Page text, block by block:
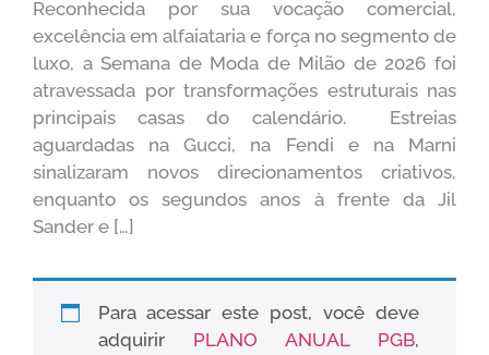
Reconhecida por sua vocação comercial,
excelência em alfaiataria e força no segmento de
luxo, a Semana de Moda de Milão de 2026 foi
atravessada por transformações estruturais nas
principais casas do calendário. Estreias
aguardadas na Gucci, na Fendi e na Marni
sinalizaram novos direcionamentos criativos,
enquanto os segundos anos à frente da Jil
Sander e […]
Para acessar este post, você deve
adquirir PLANO ANUAL PGB,